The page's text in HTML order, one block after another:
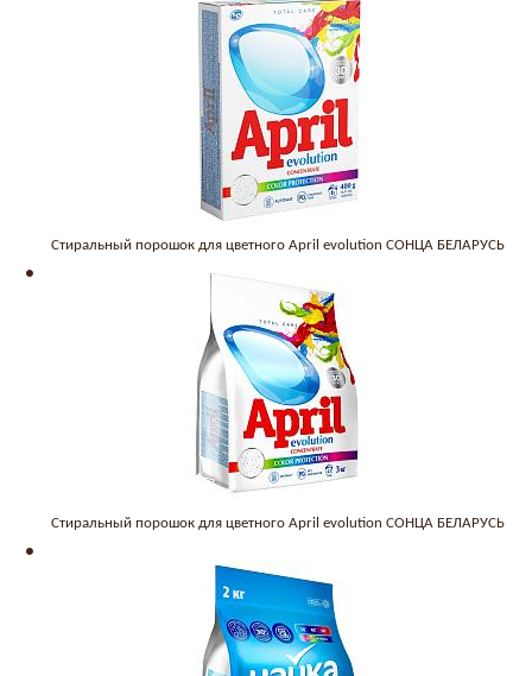
Стиральный порошок для цветного April evolution СОНЦА БЕЛАРУСЬ
Стиральный порошок для цветного April evolution СОНЦА БЕЛАРУСЬ